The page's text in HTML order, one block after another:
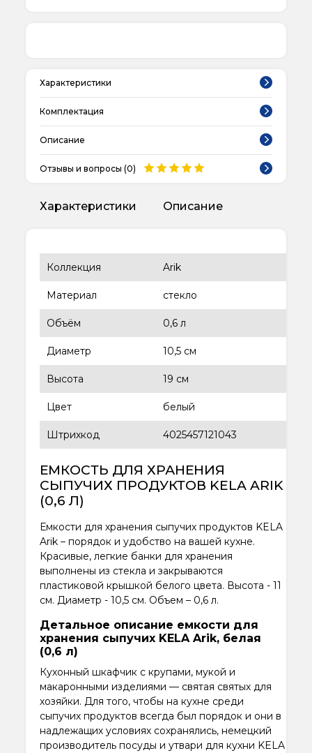
Характеристики
Комплектация
Описание
Отзывы и вопросы (0)
Характеристики Описание
Коллекция Arik
Материал стекло
Объём 0,6 л
Диаметр 10,5 см
Высота 19 см
Цвет белый
Штрихкод 4025457121043
ЕМКОСТЬ ДЛЯ ХРАНЕНИЯ
СЫПУЧИХ ПРОДУКТОВ KELA ARIK
(0,6 Л)
Емкости для хранения сыпучих продуктов KELA
Arik – порядок и удобство на вашей кухне.
Красивые, легкие банки для хранения
выполнены из стекла и закрываются
пластиковой крышкой белого цвета. Высота - 11
см. Диаметр - 10,5 см. Объем – 0,6 л.
Детальное описание емкости для
хранения сыпучих KELA Arik, белая
(0,6 л)
Кухонный шкафчик с крупами, мукой и
макаронными изделиями — святая святых для
хозяйки. Для того, чтобы на кухне среди
сыпучих продуктов всегда был порядок и они в
надлежащих условиях сохранялись, немецкий
производитель посуды и утвари для кухни KELA